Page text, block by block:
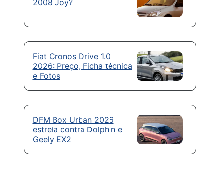
2008 Joy?
Fiat Cronos Drive 1.0
2026: Preço, Ficha técnica
e Fotos
DFM Box Urban 2026
estreia contra Dolphin e
Geely EX2